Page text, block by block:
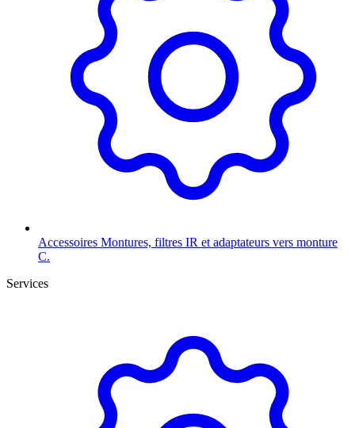
Accessoires Montures, filtres IR et adaptateurs vers monture
C.
Services